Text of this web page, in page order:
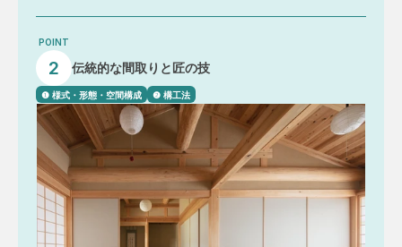
POINT
2 伝統的な間取りと匠の技
❶ 様式・形態・空間構成 ❷ 構工法